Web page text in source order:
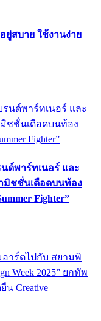
สบาย ใช้งานง่าย
ด์พาร์ทเนอร์ และ
มิชชั่นเดือดบนท้อง
Fighter”